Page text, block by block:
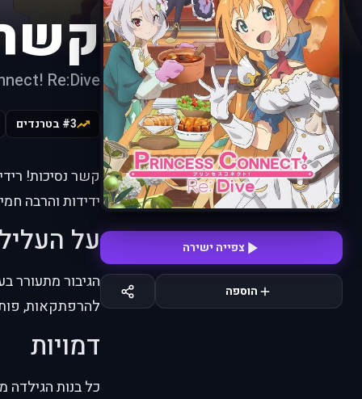
צפייה ישירה
הוספה
Re:Dive
#3 בטרנדים
קשר נסיכות!
ידידות והרבה
על
הגיבור מתעורר
להרפתקאות,
דמויות
כל בנות הגילדה